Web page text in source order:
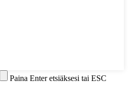
Paina Enter etsiäksesi tai ESC